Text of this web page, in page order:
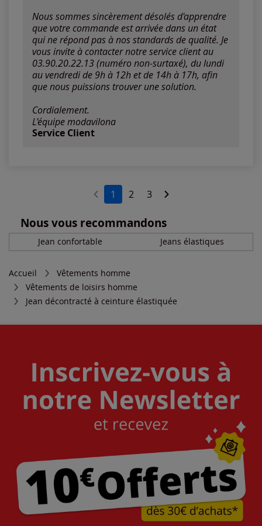
Nous sommes sincèrement désolés d'apprendre
que votre commande est arrivée dans un état
qui ne répond pas à nos standards de qualité. Je
vous invite à contacter notre service client au
03.90.20.22.13 (numéro non-surtaxé), du lundi
au vendredi de 9h à 12h et de 14h à 17h, afin
que nous puissions trouver une solution.
Cordialement.
L’équipe modavilona
Service Client
1 2 3
Nous vous recommandons
Jean confortable Jeans élastiques
Accueil
Vêtements homme
Vêtements de loisirs homme
Jean décontracté à ceinture élastiquée